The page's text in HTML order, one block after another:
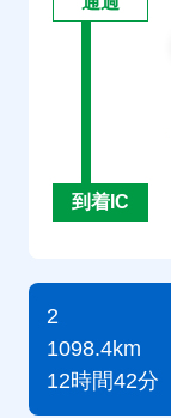
到着IC
2
1098.4km
12時間42分